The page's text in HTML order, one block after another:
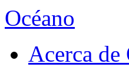
Océano
Acerca de